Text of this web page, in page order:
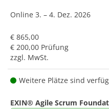
Online 3. – 4. Dez. 2026
€ 865,00
€ 200,00 Prüfung
zzgl. MwSt.
Weitere Plätze sind
EXIN® Agile Scrum